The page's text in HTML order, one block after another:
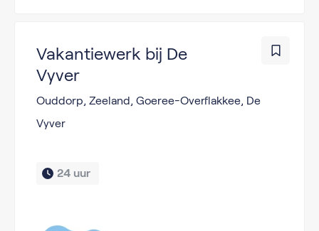
Vakantiewerk bij De
Vyver
Ouddorp, Zeeland, Goeree-Overflakkee, De
Vyver
24 uur